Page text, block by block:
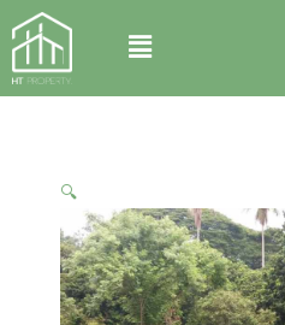
Skip
to
content
Menu
🔍